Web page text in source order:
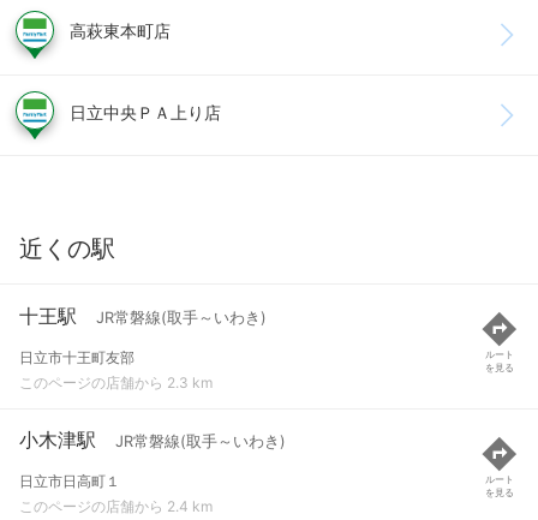
高萩東本町店
日立中央ＰＡ上り店
近くの駅
十王駅 JR常磐線(取手～いわき)
日立市十王町友部
このページの店舗から 2.3 km
ルート
を見る
小木津駅 JR常磐線(取手～いわき)
日立市日高町１
このページの店舗から 2.4 km
ルート
を見る